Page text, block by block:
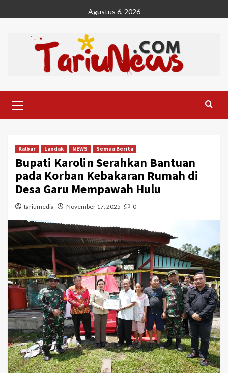
to
Agustus 6, 2026
Menu
Kalbar Landak NEWS Semua Berita
Bupati Karolin Serahkan Bantuan
pada Korban Kebakaran Rumah di
Desa Garu Mempawah Hulu
tariumedia November 17, 2025 0